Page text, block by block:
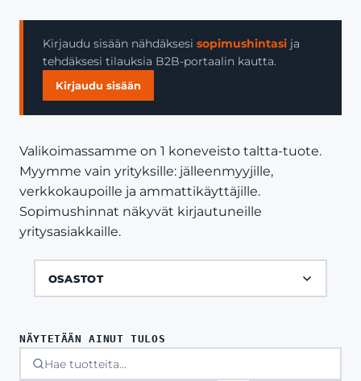
Yritys
Yhteystiedot
Kirjaudu sisään nähdäksesi sopimushintasi ja
tehdäksesi tilauksia B2B-portaalin kautta.
Kirjaudu sisään
Valikoimassamme on 1 koneveisto taltta-tuote.
Myymme vain yrityksille: jälleenmyyjille,
verkkokaupoille ja ammattikäyttäjille.
Sopimushinnat näkyvät kirjautuneille
yritysasiakkaille.
OSASTOT
NÄYTETÄÄN AINUT TULOS